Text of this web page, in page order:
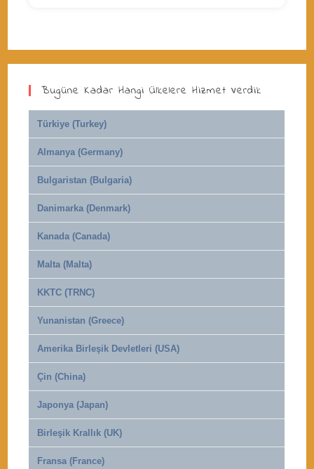
Bugüne Kadar Hangi Ülkelere Hizmet Verdik
Türkiye (Turkey)
Almanya (Germany)
Bulgaristan (Bulgaria)
Danimarka (Denmark)
Kanada (Canada)
Malta (Malta)
KKTC (TRNC)
Yunanistan (Greece)
Amerika Birleşik Devletleri (USA)
Çin (China)
Japonya (Japan)
Birleşik Krallık (UK)
Fransa (France)